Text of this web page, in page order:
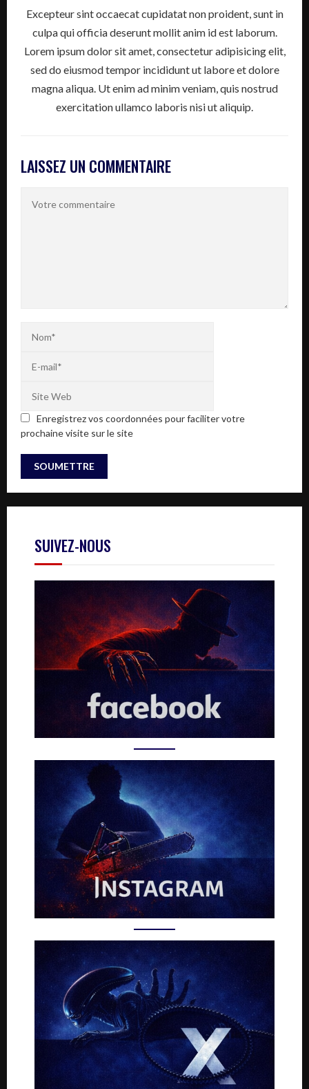
Excepteur sint occaecat cupidatat non proident, sunt in
culpa qui officia deserunt mollit anim id est laborum.
Lorem ipsum dolor sit amet, consectetur adipisicing elit,
sed do eiusmod tempor incididunt ut labore et dolore
magna aliqua. Ut enim ad minim veniam, quis nostrud
exercitation ullamco laboris nisi ut aliquip.
LAISSEZ UN COMMENTAIRE
Enregistrez vos coordonnées pour faciliter votre
prochaine visite sur le site
SUIVEZ-NOUS